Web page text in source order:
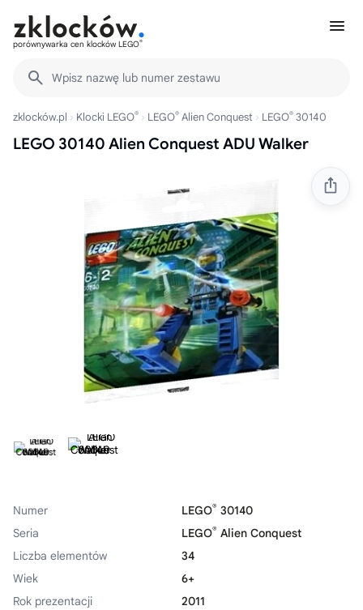
porównywarka cen klocków LEGO®
Wpisz nazwę lub numer zestawu
zklocków.pl Klocki LEGO® LEGO® Alien Conquest LEGO® 30140
LEGO 30140 Alien Conquest ADU Walker
Numer LEGO® 30140
Seria
LEGO® Alien Conquest
Liczba elementów
34
Wiek
6+
Rok prezentacji
2011